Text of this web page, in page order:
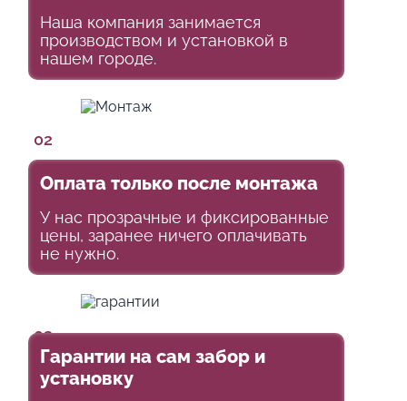
Наша компания занимается
производством и установкой в
нашем городе.
02
Оплата только после монтажа
У нас прозрачные и фиксированные
цены, заранее ничего оплачивать
не нужно.
03
Гарантии на сам забор и
установку